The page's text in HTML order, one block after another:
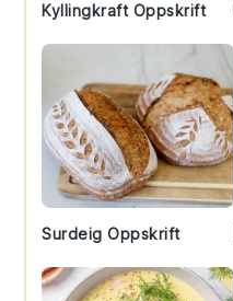
Kyllingkraft Oppskrift
Surdeig Oppskrift